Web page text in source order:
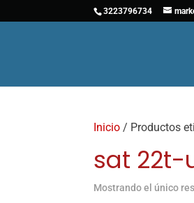
3223796734
Inicio / Productos
sat 22t-
Mostrando el único